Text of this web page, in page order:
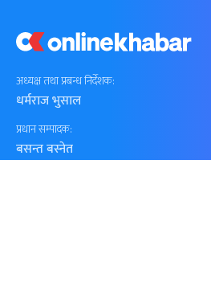
अध्यक्ष तथा प्रबन्ध निर्देशक:
धर्मराज भुसाल
प्रधान सम्पादक:
बसन्त बस्नेत